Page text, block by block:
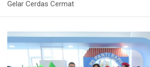
Gelar Cerdas Cermat